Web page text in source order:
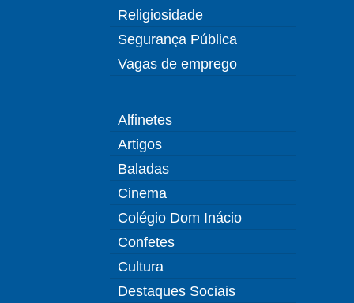
Religiosidade
Segurança Pública
Vagas de emprego
Alfinetes
Artigos
Baladas
Cinema
Colégio Dom Inácio
Confetes
Cultura
Destaques Sociais